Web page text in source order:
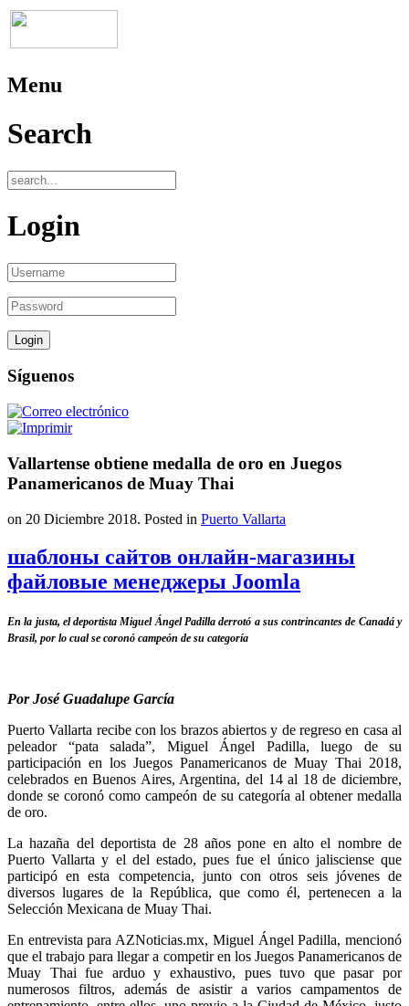
Menu
Search
Login
Síguenos
Vallartense obtiene medalla de oro en Juegos
Panamericanos de Muay Thai
on 20 Diciembre 2018. Posted in Puerto Vallarta
шаблоны сайтов онлайн-магазины
файловые менеджеры Joomla
En la justa, el deportista Miguel Ángel Padilla derrotó a sus contrincantes de Canadá y
Brasil, por lo cual se coronó campeón de su categoría
Por José Guadalupe García
Puerto Vallarta recibe con los brazos abiertos y de regreso en casa al
peleador “pata salada”, Miguel Ángel Padilla, luego de su
participación en los Juegos Panamericanos de Muay Thai 2018,
celebrados en Buenos Aires, Argentina, del 14 al 18 de diciembre,
donde se coronó como campeón de su categoría al obtener medalla
de oro.
La hazaña del deportista de 28 años pone en alto el nombre de
Puerto Vallarta y el del estado, pues fue el único jalisciense que
participó en esta competencia, junto con otros seis jóvenes de
diversos lugares de la República, que como él, pertenecen a la
Selección Mexicana de Muay Thai.
En entrevista para AZNoticias.mx, Miguel Ángel Padilla, mencionó
que el trabajo para llegar a competir en los Juegos Panamericanos de
Muay Thai fue arduo y exhaustivo, pues tuvo que pasar por
numerosos filtros, además de asistir a varios campamentos de